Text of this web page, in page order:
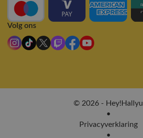
Volg ons
© 2026 - Hey!Hallyu
•
Privacyverklaring
•